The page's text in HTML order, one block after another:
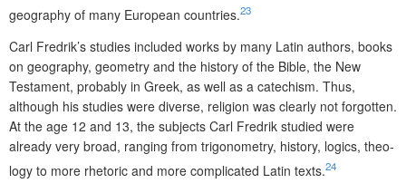
geography of many European countries.23
Carl Fredrik’s studies included works by many Latin authors, books
on geography, geometry and the history of the Bible, the New
Testament, probably in Greek, as well as a catechism. Thus,
although his studies were diverse, religion was clearly not forgotten.
At the age 12 and 13, the subjects Carl Fredrik stu­died were
already very broad, ranging from trigonometry, history, logics, theo­
logy to more rhetoric and more complicated Latin texts.24